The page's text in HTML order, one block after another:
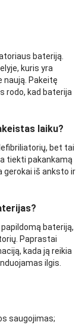
bateriją.
kuris yra
Pakeitę
rodo, kad baterija
laiku?
bet tai
tiekti pakankamą
gerokai iš anksto ir
bateriją,
Paprastai
kada ją reikia
ilgis.
saugojimas;